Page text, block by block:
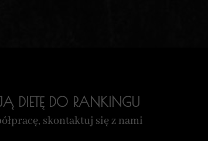
DIETĘ DO RANKINGU
skontaktuj się z nami